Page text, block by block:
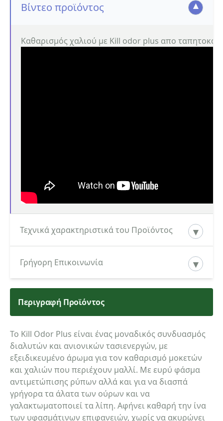
Βίντεο προϊόντος
Καθαρισμός χαλιού με Kill odor plus απο
Τεχνικά χαρακτηριστικά του Προϊόντος
ΚΑΤΕΒΑΣΤΕ ΕΔΩ ΤΟ ΤΕΧΝΙΚΟ ΦΥΛΛΑΔΙΟ ΤΟΥ
Γρήγορη Επικοινωνία
Κατηγορία ενδιαφερόμενου
Όνομα
Τηλέφωνο
Περιγραφή Προϊόντος
Το Kill Odor Plus είναι ένας μοναδικός συνδυασμός
διαλυτών και ανιονικών τασιενεργών, με
εξειδικευμένο άρωμα για τον καθαρισμό μοκετών
και χαλιών που περιέχουν μαλλί. Με ευρύ φάσμα
αντιμετώπισης ρύπων αλλά και για να διασπά
γρήγορα τα άλατα των ούρων και να
γαλακτωματοποιεί τα λίπη. Αφήνει καθαρή την ίνα
των υφασμάτινων επιφανειών, χωρίς να ακυρώνει